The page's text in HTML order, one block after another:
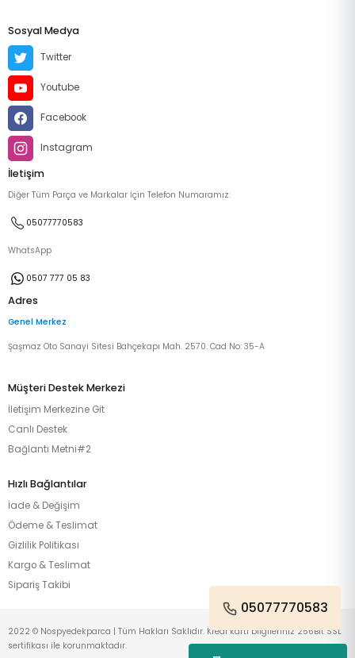
Sosyal Medya
Twitter
Youtube
Facebook
Instagram
İletişim
Diğer Tüm Parça ve Markalar İçin Telefon Numaramız:
05077770583
WhatsApp
0507 777 05 83
Adres
Genel Merkez
Şaşmaz Oto Sanayi Sitesi Bahçekapı Mah. 2570. Cad No: 35-A
Müşteri Destek Merkezi
İletişim Merkezine Git
Canlı Destek
Bağlantı Metni#2
Hızlı Bağlantılar
İade & Değişim
Ödeme & Teslimat
Gizlilik Politikası
Kargo & Teslimat
Sipariş Takibi
05077770583
2022 © Nospyedekparca | Tüm Hakları Saklıdır. Kredi kartı bilgileriniz 256Bit SSL
sertifikası ile korunmaktadır.